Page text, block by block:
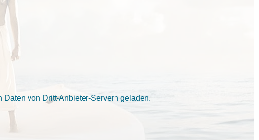
von Dritt-Anbieter-Servern geladen.